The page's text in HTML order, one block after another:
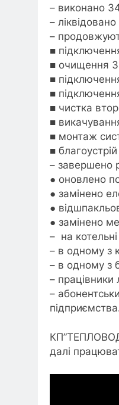
– виконано
–
–
■
■ очищення
■
■
■ чистка
■
■ монтаж
■ благоустрій
– завершено
● оновлено
● замінено
●
● замінено
– на котельні
– в одному з
– в одному з
– працівники
–
далі